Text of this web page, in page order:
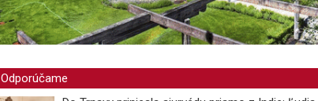
Odporúčame